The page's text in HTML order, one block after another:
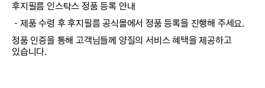
후지필름 인스탁스 정품 등록 안내
－제품 수령 후 후지필름 공식몰에서 정품 등록을 진행해 주세요.
정품 인증을 통해 고객님들께 양질의 서비스 혜택을 제공하고
있습니다.